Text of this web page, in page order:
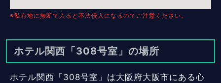
※私有地に無断で入ると不法侵入になるのでご注意ください。
ホテル関西「308号室」の場所
ホテル関西「308号室」は大阪府大阪市にある心